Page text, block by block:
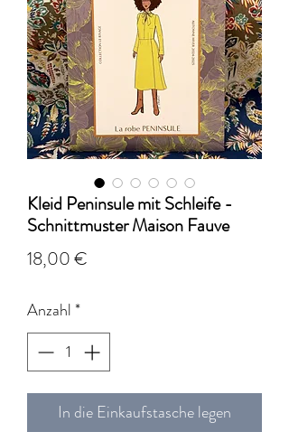
Kleid Peninsule mit Schleife -
Schnittmuster Maison Fauve
18,00 €
Anzahl*
In die Einkaufstasche legen